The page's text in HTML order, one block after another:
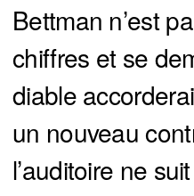
Bettman n’est
chiffres et se
diable
un nouveau
l’auditoire ne